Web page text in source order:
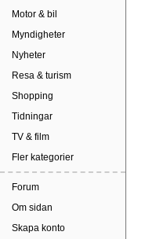
Motor & bil
Myndigheter
Nyheter
Resa & turism
Shopping
Tidningar
TV & film
Fler kategorier
Forum
Om sidan
Skapa konto